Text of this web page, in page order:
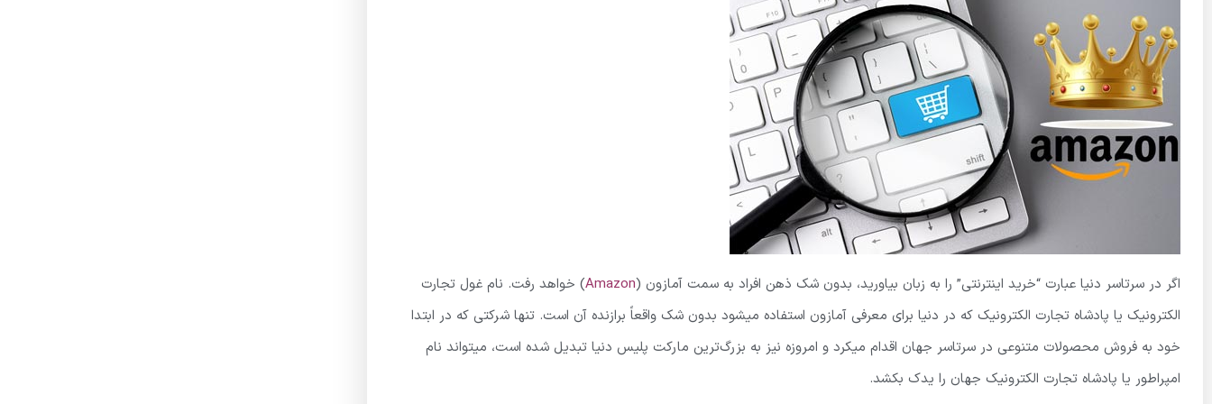
اگر در سرتاسر دنیا عبارت “خرید اینترنتی” را به زبان بیاورید، بدون شک ذهن افراد به سمت آمازون (Amazon) خواهد رفت. نام غول تجارت
الکترونیک یا پادشاه تجارت الکترونیک که در دنیا برای معرفی آمازون استفاده میشود بدون شک واقعاً برازنده آن است. تنها شرکتی که در ابتدا
خود به فروش محصولات متنوعی در سرتاسر جهان اقدام میکرد و امروزه نیز به بزرگ‌ترین مارکت پلیس دنیا تبدیل شده است، میتواند نام
امپراطور یا پادشاه تجارت الکترونیک جهان را یدک بکشد.